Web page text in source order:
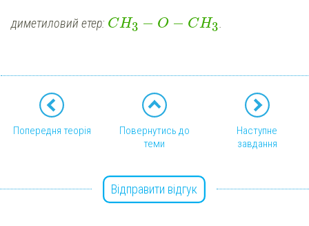
диметиловий етер: CH3 − O − CH3.
Попередня теорія
Повернутись до
теми
Наступне
завдання
Відправити відгук